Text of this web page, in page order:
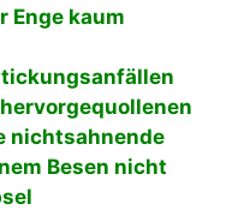
Enge kaum
nichtsahnende
Besen nicht